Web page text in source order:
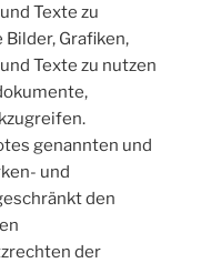
Texte zu
Grafiken,
Texte zu nutzen
genannten und
und
den
der